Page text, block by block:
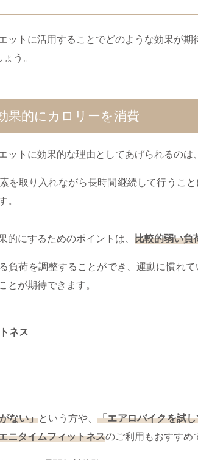
ットに活用することでどのような効果が期
う。
果的にカロリーを消費
ットに効果的な理由としてあげられるのは、
を取り入れながら長時間継続して行うこと
。
的にするためのポイントは、 比較的弱い負
負荷を調整することができ、運動に慣れ
ことが期待できます。
ネス
ない」という方や、「エアロバイクを試
ニタイムフィットネスのご利用もおすすめ